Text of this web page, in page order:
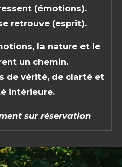
(émotions).
retrouve (esprit).
la nature et le
un chemin.
de vérité, de clarté et
intérieure.
sur réservation